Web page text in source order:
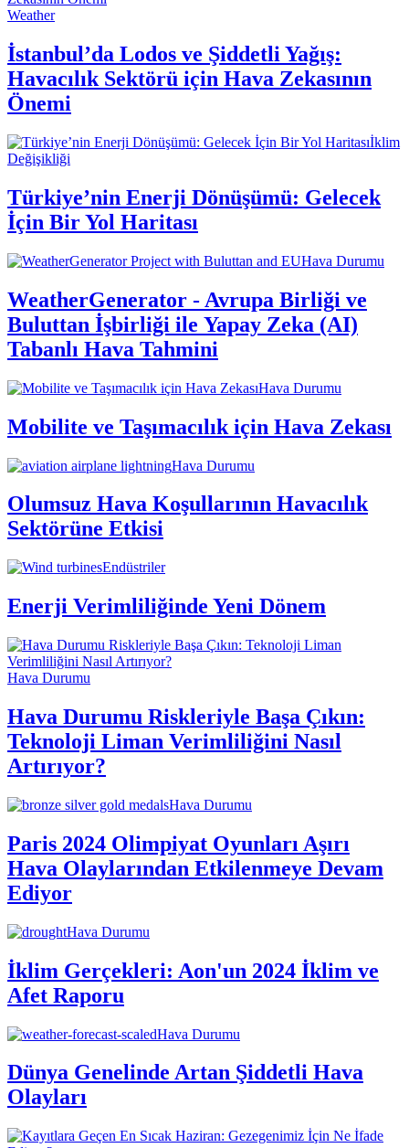
Weather
İstanbul’da Lodos ve Şiddetli Yağış:
Havacılık Sektörü için Hava Zekasının
Önemi
İklim
Değişikliği
Türkiye’nin Enerji Dönüşümü: Gelecek
İçin Bir Yol Haritası
Hava Durumu
WeatherGenerator - Avrupa Birliği ve
Buluttan İşbirliği ile Yapay Zeka (AI)
Tabanlı Hava Tahmini
Hava Durumu
Mobilite ve Taşımacılık için Hava Zekası
Hava Durumu
Olumsuz Hava Koşullarının Havacılık
Sektörüne Etkisi
Endüstriler
Enerji Verimliliğinde Yeni Dönem
Hava Durumu
Hava Durumu Riskleriyle Başa Çıkın:
Teknoloji Liman Verimliliğini Nasıl
Artırıyor?
Hava Durumu
Paris 2024 Olimpiyat Oyunları Aşırı
Hava Olaylarından Etkilenmeye Devam
Ediyor
Hava Durumu
İklim Gerçekleri: Aon'un 2024 İklim ve
Afet Raporu
Hava Durumu
Dünya Genelinde Artan Şiddetli Hava
Olayları